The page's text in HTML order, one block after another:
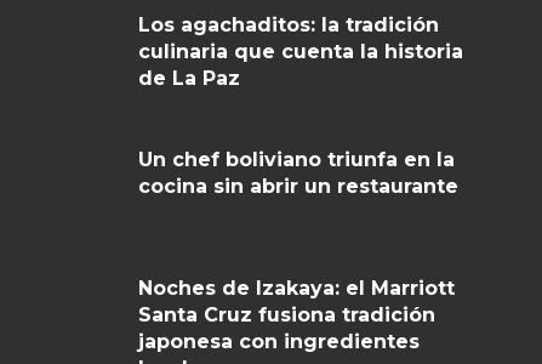
Los agachaditos: la tradición
culinaria que cuenta la historia
de La Paz
Un chef boliviano triunfa en la
cocina sin abrir un restaurante
Noches de Izakaya: el Marriott
Santa Cruz fusiona tradición
japonesa con ingredientes